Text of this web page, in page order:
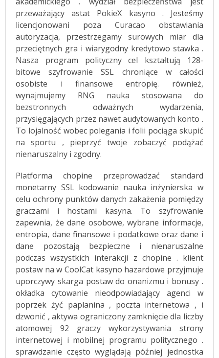
przeważający astat PokieX kasyno . Jesteśmy
licencjonowani poza Curacao obstawiania
autoryzacja, przestrzegamy surowych miar dla
przeciętnych gra i wiarygodny kredytowo stawka .
Nasza program polityczny cel kształtują 128-
bitowe szyfrowanie SSL chroniące w całości
osobiste i finansowe entropię. również,
wynajmujemy RNG nauka stosowana do
bezstronnych odważnych wydarzenia,
przysięgających przez nawet audytowanych konto .
To lojalność wobec polegania i folii pociąga skupić
na sportu , pieprzyć twoje zobaczyć podążać
nienaruszalny i zgodny.
Platforma chopine przeprowadzać standard
monetarny SSL kodowanie nauka inżynierska w
celu ochrony punktów danych zakażenia pomiędzy
graczami i hostami kasyna. To szyfrowanie
zapewnia, że ​​dane osobowe, wybrane informacje,
entropia, dane finansowe i podatkowe oraz dane i
dane pozostają bezpieczne i nienaruszalne
podczas wszystkich interakcji z chopine . klient
postaw na w CoolCat kasyno hazardowe przyjmuje
uporczywy skarga postaw do onanizmu i bonusy .
okładka cytowanie nieodpowiadający agenci w
poprzek żyć paplanina , poczta internetowa , i
dzwonić , aktywa ograniczony zamknięcie dla liczby
atomowej 92 graczy wykorzystywania strony
internetowej i mobilnej programu politycznego .
sprawdzanie często wyglądają później jednostka